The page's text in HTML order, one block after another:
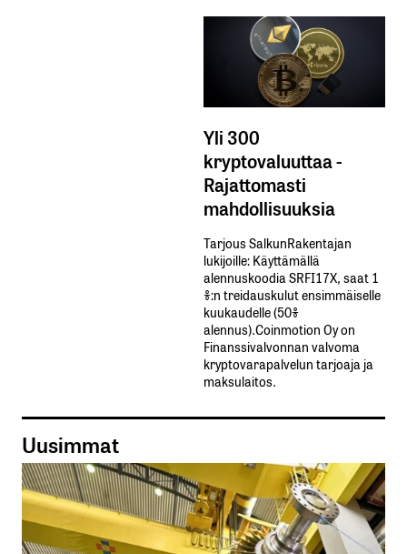
Yli 300
kryptovaluuttaa -
Rajattomasti
mahdollisuuksia
Tarjous SalkunRakentajan
lukijoille: Käyttämällä​ ​
alennuskoodia​ ​SRFI17X,​ ​saat​ ​1
%:n treidauskulut​ ​ensimmäiselle​ ​
kuukaudelle​ ​(50%​ ​
alennus).Coinmotion Oy on
Finanssivalvonnan valvoma
kryptovarapalvelun tarjoaja ja
maksulaitos.
Uusimmat